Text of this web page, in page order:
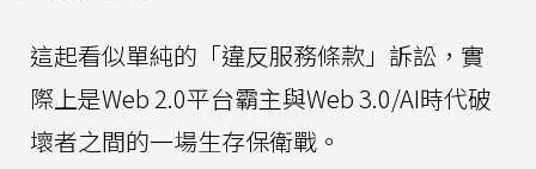
這起看似單純的「違反服務條款」訴訟，實
際上是Web 2.0平台霸主與Web 3.0/AI時代破
壞者之間的一場生存保衛戰。